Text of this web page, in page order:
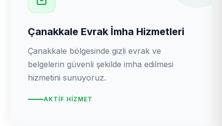
Çanakkale Evrak İmha Hizmetleri
Çanakkale bölgesinde gizli evrak ve
belgelerin güvenli şekilde imha edilmesi
hizmetini sunuyoruz.
AKTIF HIZMET